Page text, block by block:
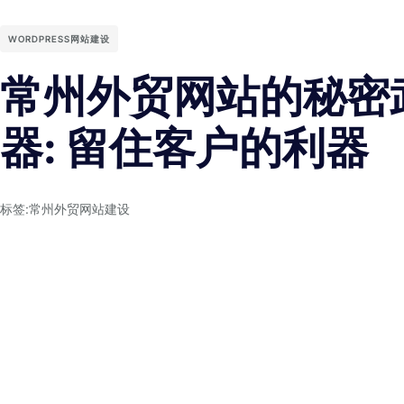
WORDPRESS网站建设
常州外贸网站的秘密
器: 留住客户的利器
标签:常州外贸网站建设